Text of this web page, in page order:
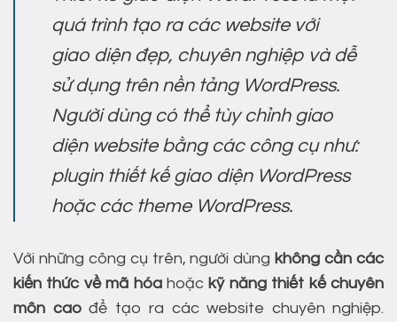
quá trình tạo ra các website với
giao diện đẹp, chuyên nghiệp và dễ
sử dụng trên nền tảng WordPress.
Người dùng có thể tùy chỉnh giao
diện website bằng các công cụ như:
plugin thiết kế giao diện WordPress
hoặc các theme WordPress.
Với những công cụ trên, người dùng không cần các
kiến thức về mã hóahoặc kỹ năng thiết kế chuyên
môn caođể tạo ra các website chuyên nghiệp.